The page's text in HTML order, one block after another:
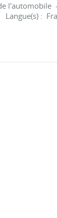
Langue(s) :